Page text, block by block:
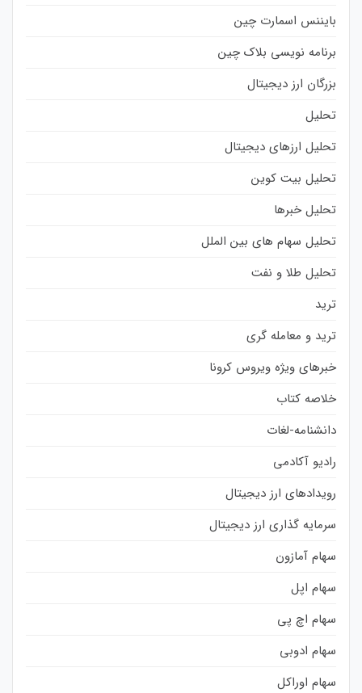
بایننس اسمارت چین
برنامه نویسی بلاک چین
بزرگان ارز دیجیتال
تحلیل
تحلیل ارزهای دیجیتال
تحلیل بیت کوین
تحلیل خبرها
تحلیل سهام های بین الملل
تحلیل طلا و نفت
ترید
ترید و معامله گری
خبرهای ویژه ویروس کرونا
خلاصه کتاب
دانشنامه-لغات
رادیو آکادمی
رویدادهای ارز دیجیتال
سرمایه گذاری ارز دیجیتال
سهام آمازون
سهام اپل
سهام اچ پی
سهام ادوبی
سهام اوراکل